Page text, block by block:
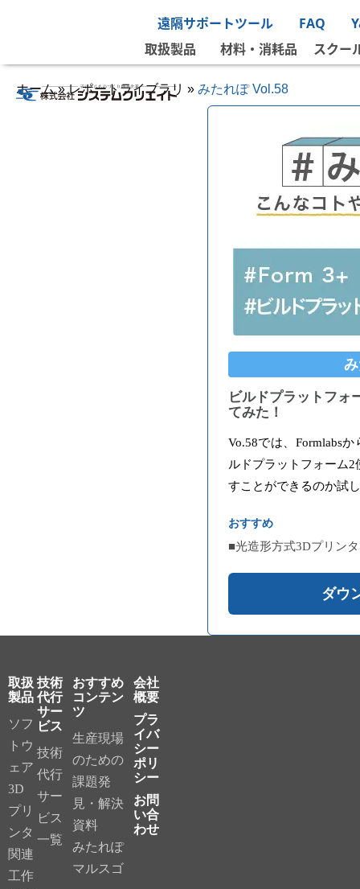
遠隔サポートツール FAQ
取扱製品
材料・消耗品 スクー
ホーム»レポートライブラリ » みたれぽ Vol.58
ビルドプラットフォ
てみた！
Vo.58では、Formlabs
ルドプラットフォーム
すことができるのか試
おすすめ
■光造形方式3Dプリンタ
ダウ
取扱
製品
ソフ
トウ
ェア
3D
プリ
ンタ
関連
工作
技術
代行
サー
ビス
技術
代行
サー
ビス
一覧
おすすめ
コンテン
ツ
生産現場
のための
課題発
見・解決
資料
みたれぽ
マルスゴ
会社
概要
プラ
イバ
シー
ポリ
シー
お問
い合
わせ